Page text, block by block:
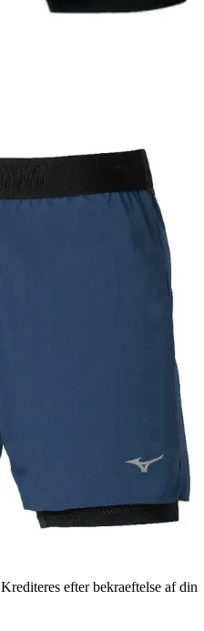
Krediteres efter bekraeftelse af din